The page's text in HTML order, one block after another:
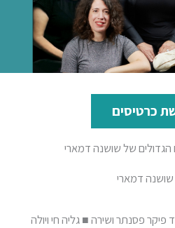
כרטיסים
דמארי
פיקר פסנתר ושירה ■ גליה חי ויולה